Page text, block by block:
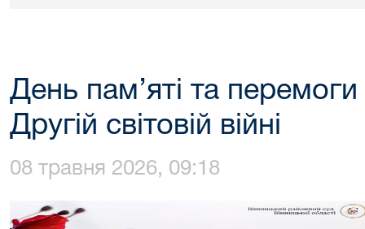
День пам’яті та
Другій світовій війні
08 травня 2026, 09:18